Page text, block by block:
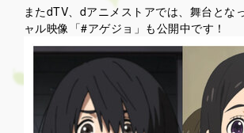
またdTV、dアニメストアでは、舞台とな
ャル映像「#アゲジョ」も公開中です！